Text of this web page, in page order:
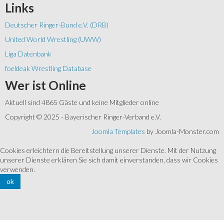
Links
Deutscher Ringer-Bund e.V. (DRB)
United World Wrestling (UWW)
Liga Datenbank
foeldeak Wrestling Database
Wer ist Online
Aktuell sind 4865 Gäste und keine Mitglieder online
Copyright © 2025 - Bayerischer Ringer-Verband e.V.
Joomla Templates by Joomla-Monster.com
Cookies erleichtern die Bereitstellung unserer Dienste. Mit der Nutzung
unserer Dienste erklären Sie sich damit einverstanden, dass wir Cookies
verwenden.
ok